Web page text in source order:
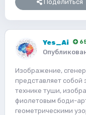
Поделиться
Yes_Ai
Изображение,
представляет
технике туши,
фиолетовым боди-
геометрическими